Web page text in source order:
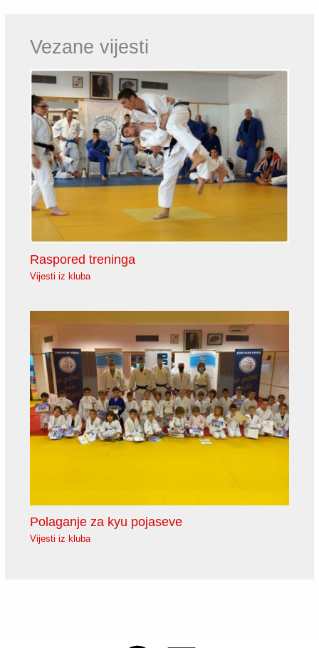
Vezane vijesti
Raspored treninga
Vijesti iz kluba
Polaganje za kyu pojaseve
Vijesti iz kluba